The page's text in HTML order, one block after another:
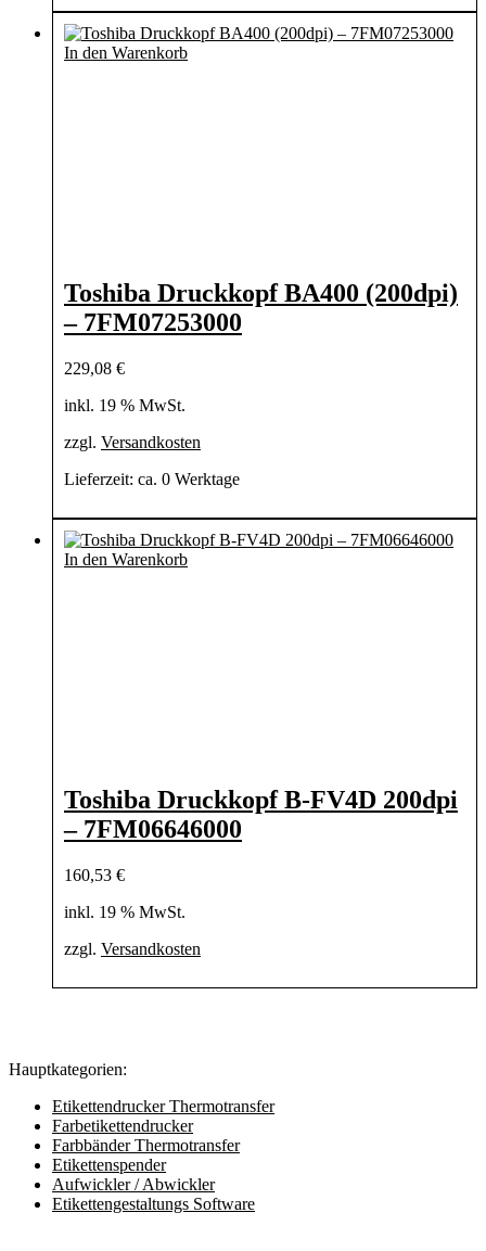
In den Warenkorb
Toshiba Druckkopf BA400 (200dpi)
– 7FM07253000
229,08 €
inkl. 19 % MwSt.
zzgl. Versandkosten
Lieferzeit: ca. 0 Werktage
In den Warenkorb
Toshiba Druckkopf B-FV4D 200dpi
– 7FM06646000
160,53 €
inkl. 19 % MwSt.
zzgl. Versandkosten
Hauptkategorien:
Etikettendrucker Thermotransfer
Farbetikettendrucker
Farbbänder Thermotransfer
Etikettenspender
Aufwickler / Abwickler
Etikettengestaltungs Software